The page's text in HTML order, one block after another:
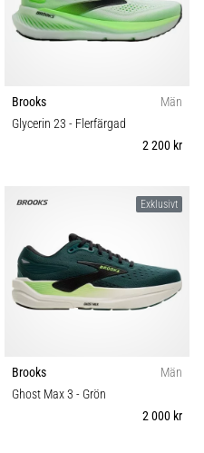
Brooks
Män
Glycerin 23 - Flerfärgad
2 200 kr
Exklusivt
Brooks
Män
Ghost Max 3 - Grön
2 000 kr